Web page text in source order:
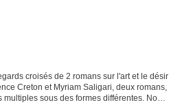
croisés de 2 romans sur l'art et le désir
Creton et Myriam Saligari, deux romans,
sous des formes différentes. Nous